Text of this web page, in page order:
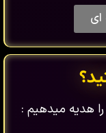
هدیه میدهیم :